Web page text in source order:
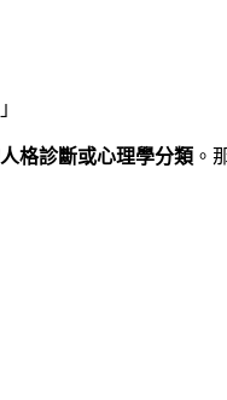
格診斷或心理學分類 。